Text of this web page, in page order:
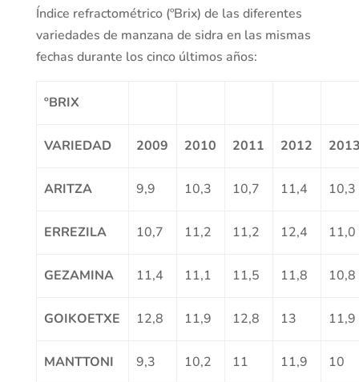
Índice refractométrico (ºBrix) de las diferentes
variedades de manzana de sidra en las mismas
fechas durante los cinco últimos años:
ºBRIX
VARIEDAD 2009 2010 2011 2012
ARITZA 9,9 10,3 10,7 11,4 10,3
ERREZILA 10,7 11,2 11,2 12,4 11,0
GEZAMINA 11,4 11,1 11,5 11,8 10,8
GOIKOETXE 12,8 11,9 12,8 13 11,9
MANTTONI 9,3 10,2 11 11,9 10